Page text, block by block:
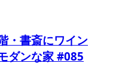
・書斎にワイン
ダンな家 #085